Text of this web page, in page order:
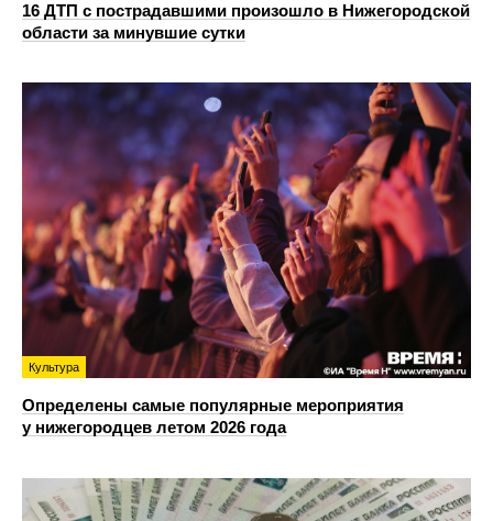
16 ДТП с пострадавшими произошло в Нижегородской
области за минувшие сутки
Культура
Определены самые популярные мероприятия
у нижегородцев летом 2026 года